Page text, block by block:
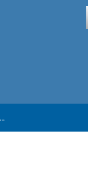
Privates Veräußerungsgeschäft bei lastenfreier Veräußerung eines bei Anschaffung mit einem Erbbaurecht belasteten Grundstücks